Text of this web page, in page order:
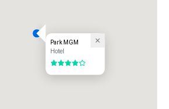
Park MGM
Hotel
4 van 5